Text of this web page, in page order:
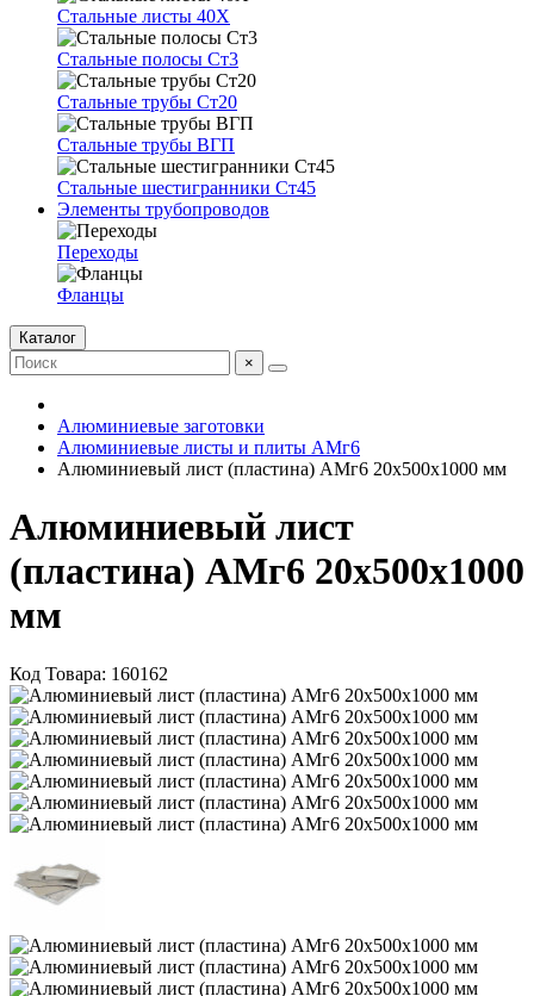
Стальные листы 40Х
Стальные полосы Ст3
Стальные трубы Ст20
Стальные трубы ВГП
Стальные шестигранники Ст45
Элементы трубопроводов
Переходы
Фланцы
Каталог
×
Алюминиевые заготовки
Алюминиевые листы и плиты АМг6
Алюминиевый лист (пластина) АМг6 20х500х1000 мм
Алюминиевый лист
(пластина) АМг6 20х500х1000
мм
Код Товара: 160162